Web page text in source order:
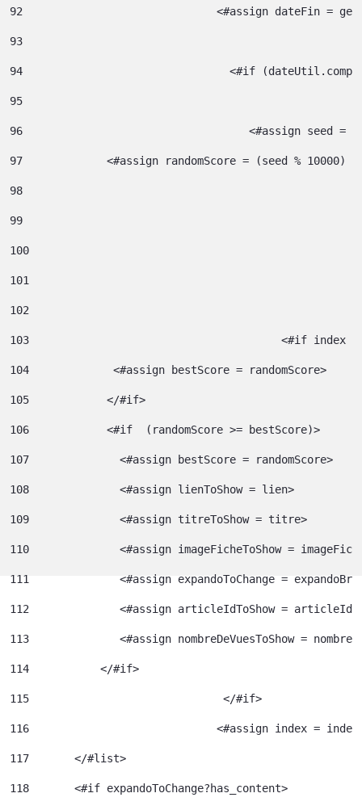
92
<#assign dateFin =
93
94
95
96
<#assign seed
97
<#assign randomScore = (seed % 10000)
98
99
100
101
102
103
<#if index
104
             <#assign bestScore = randomScore>
105
            </#if>
106
            <#if  (randomScore >= bestScore)>
107
              <#assign bestScore = randomScore>
108
              <#assign lienToShow = lien>
109
              <#assign titreToShow = titre>
110
<#assign imageFicheToShow =
111
<#assign expandoToChange =
112
<#assign articleIdToShow =
113
<#assign nombreDeVuesToShow =
114
           </#if>
115
				 </#if>
116
<#assign index =
117
	  </#list>
118
	  <#if expandoToChange?has_content>